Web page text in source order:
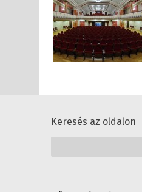
Keresés az oldalon